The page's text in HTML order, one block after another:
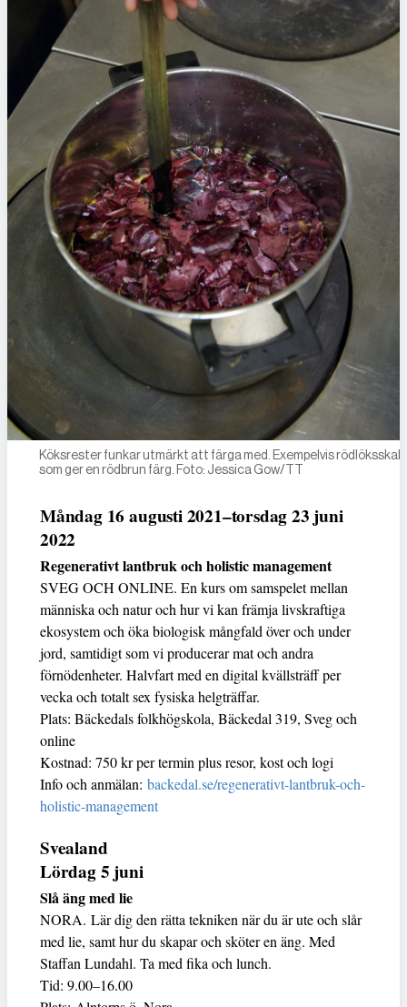
Köksrester funkar utmärkt att färga med. Exempelvis rödlöksskal
som ger en rödbrun färg. Foto: Jessica Gow/TT
Måndag 16 augusti 2021–torsdag 23 juni
2022
Regenerativt lantbruk och holistic management
SVEG OCH ONLINE. En kurs om samspelet mellan
människa och natur och hur vi kan främja livskraftiga
ekosystem och öka biologisk mångfald över och under
jord, samtidigt som vi producerar mat och andra
förnödenheter. Halvfart med en digital kvällsträff per
vecka och totalt sex fysiska helgträffar.
Plats: Bäckedals folkhögskola, Bäckedal 319, Sveg och
online
Kostnad: 750 kr per termin plus resor, kost och logi
Info och anmälan: backedal.se/regenerativt-lantbruk-och-
holistic-management
Svealand
Lördag 5 juni
Slå äng med lie
NORA. Lär dig den rätta tekniken när du är ute och slår
med lie, samt hur du skapar och sköter en äng. Med
Staffan Lundahl. Ta med fika och lunch.
Tid: 9.00–16.00